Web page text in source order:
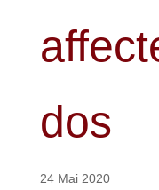
dos
24 Mai 2020